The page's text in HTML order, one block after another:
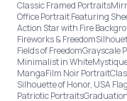
Classic Framed Portraits
Office Portrait Featuring
Action Star with Fire
Fireworks & Freedom
Fields of FreedomGrayscale
Minimalist in White
MangaFilm Noir Portrait
Silhouette of Honor, USA
Patriotic PortraitsGraduation